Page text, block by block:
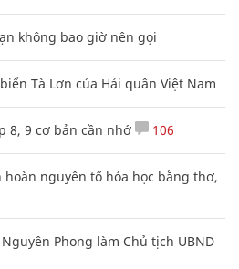
không bao giờ nên gọi
Tà Lơn của Hải quân Việt Nam
8, 9 cơ bản cần nhớ 106
hoàn nguyên tố hóa học bằng thơ,
Phong làm Chủ tịch UBND